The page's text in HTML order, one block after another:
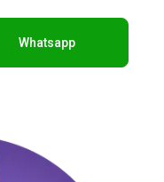
Whatsapp